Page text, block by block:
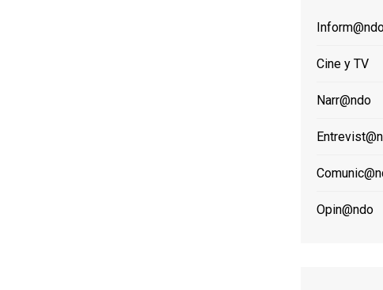
Cine y TV
Narr@ndo
Opin@ndo